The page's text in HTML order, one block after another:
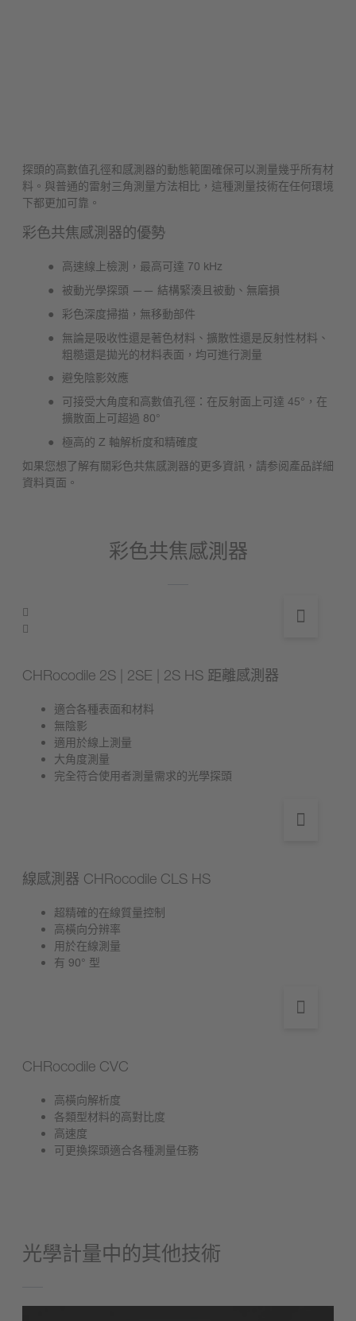
探頭的高數值孔徑和感測器的動態範圍確保可以測量幾乎所有材
料。與普通的雷射三角測量方法相比，這種測量技術在任何環境
下都更加可靠。
彩色共焦感測器的優勢
高速線上檢測，最高可達 70 kHz
被動光學探頭 —— 結構緊湊且被動、無磨損
彩色深度掃描，無移動部件
無論是吸收性還是著色材料、擴散性還是反射性材料、
粗糙還是拋光的材料表面，均可進行測量
避免陰影效應
可接受大角度和高數值孔徑：在反射面上可達 45°，在
擴散面上可超過 80°
極高的 Z 軸解析度和精確度
如果您想了解有關彩色共焦感測器的更多資訊，請参阅產品詳細
資料頁面。
彩色共焦感測器
CHRocodile 2S | 2SE | 2S HS 距離感測器
適合各種表面和材料
無陰影
適用於線上測量
大角度測量
完全符合使用者測量需求的光學探頭
線感測器 CHRocodile CLS HS
超精確的在線質量控制
高橫向分辨率
用於在線測量
有 90° 型
CHRocodile CVC
高橫向解析度
各類型材料的高對比度
高速度
可更換探頭適合各種測量任務
光學計量中的其他技術